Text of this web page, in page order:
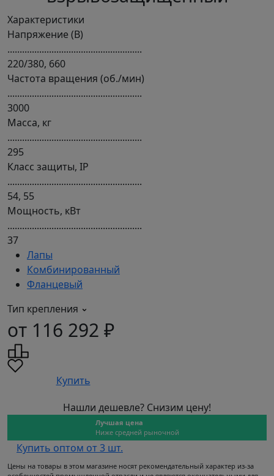
Характеристики
Мощность, кВт
.......................................................
37
Напряжение (В)
.......................................................
220/380, 660
Частота вращения (об./мин)
.......................................................
3000
Масса, кг
.......................................................
295
Класс защиты, IP
.......................................................
54, 55
Лапы
Комбинированный
Фланцевый
Тип крепления
от 116 292 ₽
Купить
Нашли дешевле? Снизим цену!
Лучшая цена
Ниже средней рыночной
Купить оптом от 3 шт.
Цены на товары в этом магазине носят рекомендательный характер из-за